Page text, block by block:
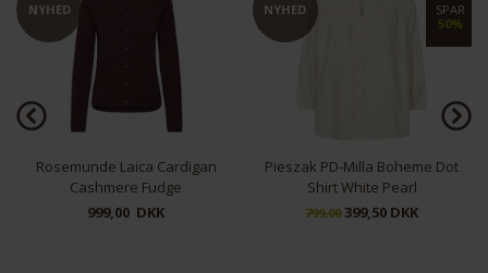
NYHED
Rosemunde Laica Cardigan
Cashmere Fudge
999,00 DKK
NYHED
SPAR
50%
Pieszak PD-Milla Boheme Dot
Shirt White Pearl
799,00399,50 DKK